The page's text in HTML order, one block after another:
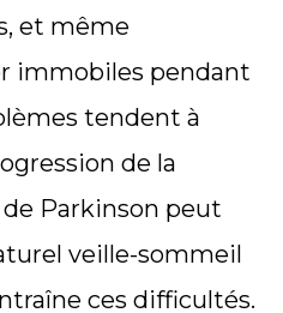
et même
immobiles pendant
tendent à
de la
Parkinson peut
veille-sommeil
ces difficultés.